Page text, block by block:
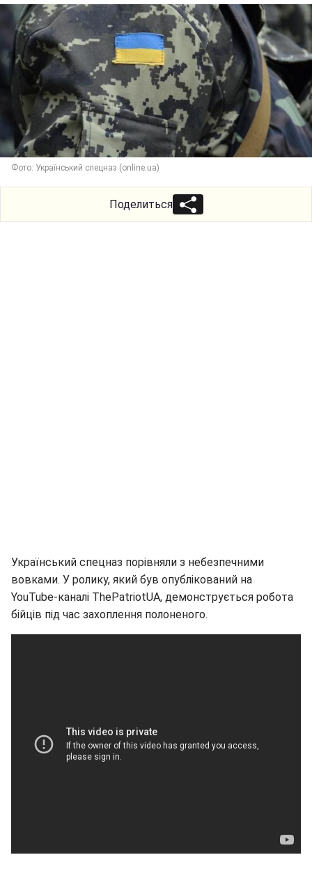
Фото: Український спецназ (online.ua)
Поделиться
Український спецназ порівняли з небезпечними
вовками. У ролику, який був опублікований на
YouTube-каналі ThePatriotUA, демонструється робота
бійців під час захоплення полоненого.